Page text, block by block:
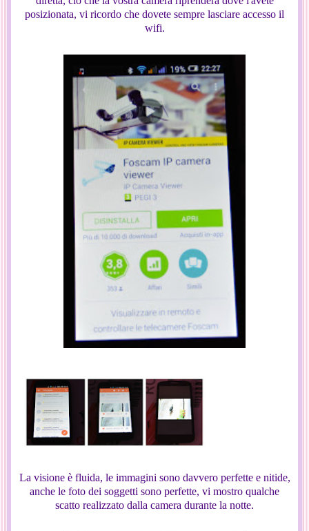
posizionata, vi ricordo che dovete sempre lasciare accesso il
wifi.
La visione è fluida, le immagini sono davvero perfette e nitide,
anche le foto dei soggetti sono perfette, vi mostro qualche
scatto realizzato dalla camera durante la notte.